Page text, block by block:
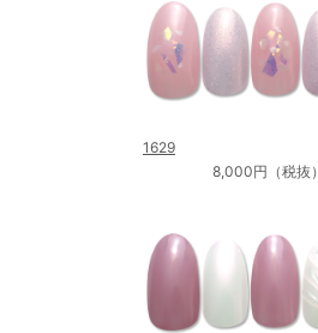
1629
8,000円（税抜）